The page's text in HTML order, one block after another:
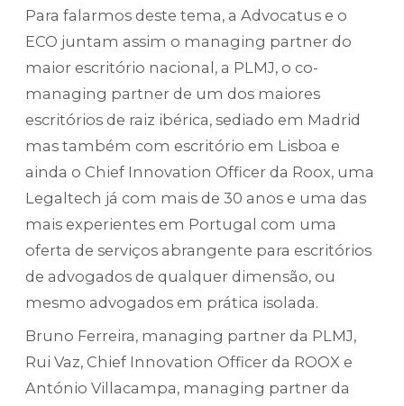
Para falarmos deste tema, a Advocatus e o
ECO juntam assim o managing partner do
maior escritório nacional, a PLMJ, o co-
managing partner de um dos maiores
escritórios de raiz ibérica, sediado em Madrid
mas também com escritório em Lisboa e
ainda o Chief Innovation Officer da Roox, uma
Legaltech já com mais de 30 anos e uma das
mais experientes em Portugal com uma
oferta de serviços abrangente para escritórios
de advogados de qualquer dimensão, ou
mesmo advogados em prática isolada.
Bruno Ferreira, managing partner da PLMJ,
Rui Vaz, Chief Innovation Officer da ROOX e
António Villacampa, managing partner da